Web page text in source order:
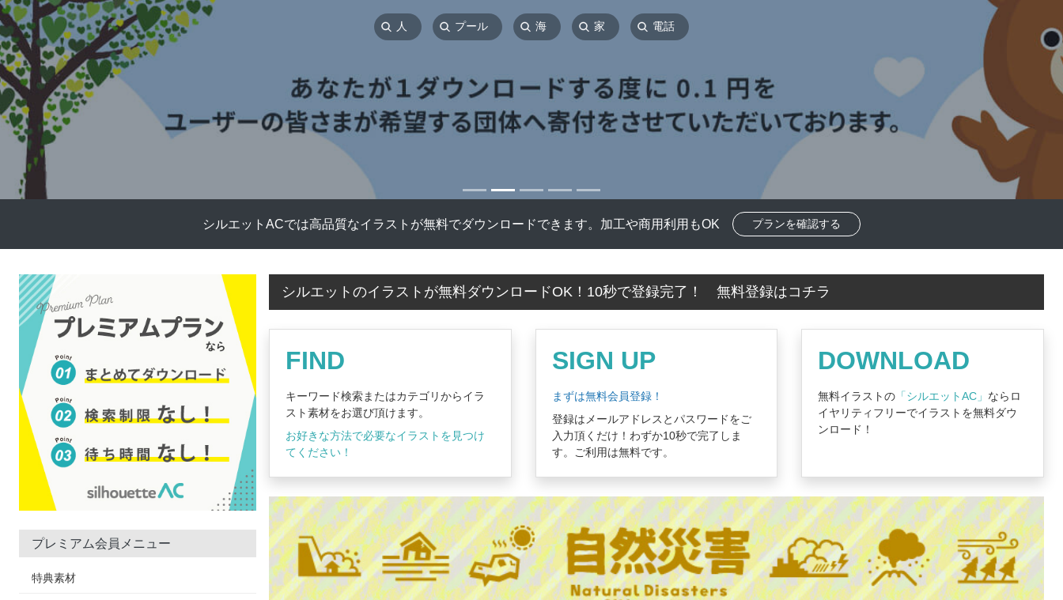
人 プール 海 家 電話
シルエットACでは高品質なイラストが無料でダウンロードできます。加工や商用利用もOK プランを確認する
プレミアム会員メニュー
特典素材
シルエットのイラストが無料ダウンロードOK！10秒で登録完了！ 無料登録はコチラ
FIND
キーワード検索またはカテゴリからイラ
スト素材をお選び頂けます。
お好きな方法で必要なイラストを見つけ
てください！
SIGN UP
まずは無料会員登録！
登録はメールアドレスとパスワードをご
入力頂くだけ！わずか10秒で完了しま
す。ご利用は無料です。
DOWNLOAD
無料イラストの 「シルエットAC」 ならロ
イヤリティフリーでイラストを無料ダウ
ンロード！